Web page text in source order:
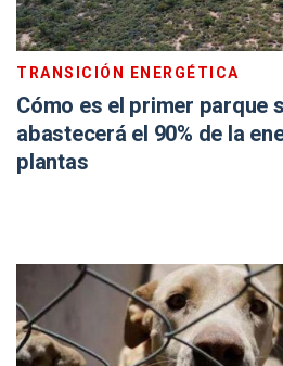
TRANSICIÓN ENERGÉTICA
Cómo es el primer parque
abastecerá el 90% de la
plantas